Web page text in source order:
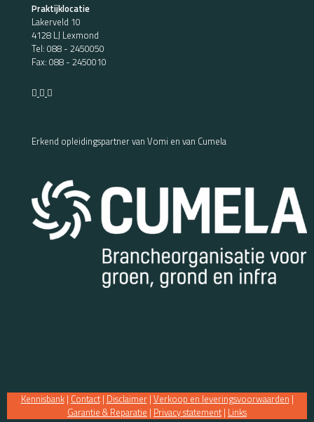
Praktijklocatie
Lakerveld 10
4128 LJ Lexmond
Tel: 088 - 2450050
Fax: 088 - 2450010
Erkend opleidingspartner van Vomi en van Cumela
Kennisbank| Contact| Disclaimer| Verkoop en leveringsvoorwaarden |
Garantie & Reparatie | Privacy statement | Links